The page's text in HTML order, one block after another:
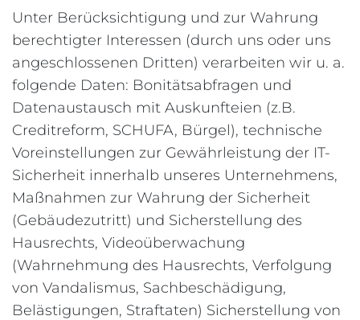
Unter Berücksichtigung und zur Wahrung
berechtigter Interessen (durch uns oder uns
angeschlossenen Dritten) verarbeiten wir u. a.
folgende Daten: Bonitätsabfragen und
Datenaustausch mit Auskunfteien (z.B.
Creditreform, SCHUFA, Bürgel), technische
Voreinstellungen zur Gewährleistung der IT-
Sicherheit innerhalb unseres Unternehmens,
Maßnahmen zur Wahrung der Sicherheit
(Gebäudezutritt) und Sicherstellung des
Hausrechts, Videoüberwachung
(Wahrnehmung des Hausrechts, Verfolgung
von Vandalismus, Sachbeschädigung,
Belästigungen, Straftaten) Sicherstellung von